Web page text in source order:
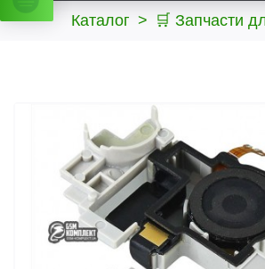
Каталог > 🛒 Запчасти